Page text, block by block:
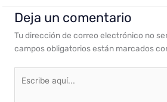
Deja un comentario
Tu dirección de correo electrónico no
campos obligatorios están marcados
aquí...